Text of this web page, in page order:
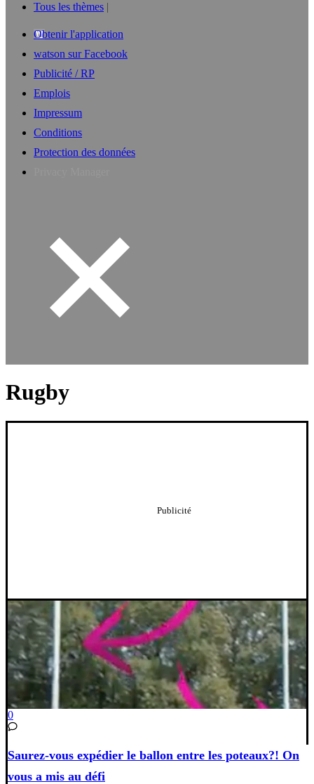
Tous les thèmes
Obtenir l'application
watson sur Facebook
Publicité / RP
Emplois
Impressum
Conditions
Protection des données
Rugby
0
Saurez-vous expédier le ballon entre les poteaux?! On
vous a mis au défi